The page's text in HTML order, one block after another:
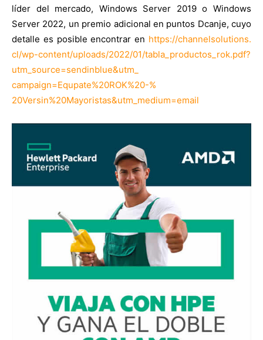
líder del mercado, Windows Server 2019 o Windows
Server 2022, un premio adicional en puntos Dcanje, cuyo
detalle es posible encontrar en https://channelsolutions.
cl/wp-content/uploads/2022/01/tabla_productos_rok.pdf?
utm_ source=sendinblue&utm_
campaign=Equpate%20ROK%20-%
20Versin%20Mayoristas&utm_ medium=email